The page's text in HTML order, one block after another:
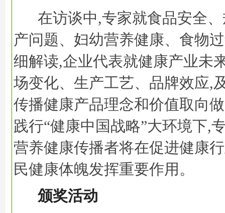
在访谈中,专家就食品安全
产问题、妇幼营养健康、食物
细解读,企业代表就健康产业未
场变化、生产工艺、品牌效应,
传播健康产品理念和价值取向
践行“健康中国战略”大环境下,
营养健康传播者将在促进健康
民健康体魄发挥重要作用。
颁奖活动